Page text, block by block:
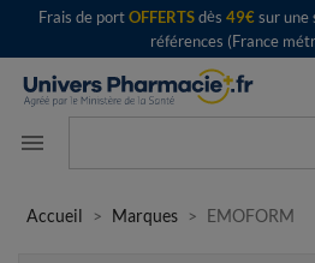
Frais de portOFFERTSdès 49€sur une
références (France
menu
Accueil Marques EMOFORM